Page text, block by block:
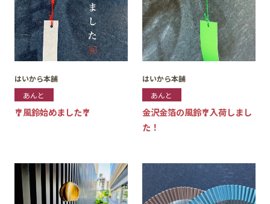
はいから本舗
あんと
🎐風鈴始めました🎐
はいから本舗
あんと
金沢金箔の風鈴🎐入荷しまし
た！